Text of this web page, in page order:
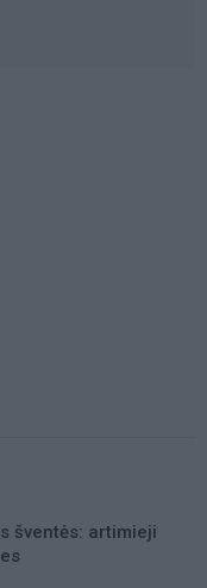
šventės: artimieji